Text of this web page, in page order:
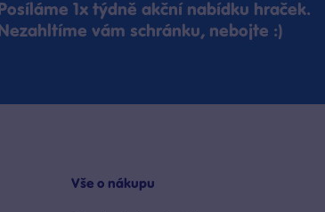
Posíláme 1x týdně akční nabídku hraček.
Nezahltíme vám schránku, nebojte :)
Vše o nákupu